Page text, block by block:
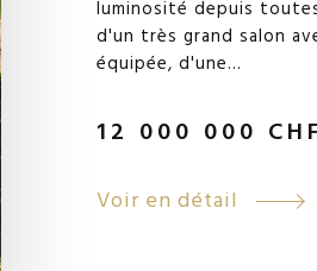
luminosité depuis
d'un très grand salon
équipée, d'une...
12 000 000 CHF
Voir en détail